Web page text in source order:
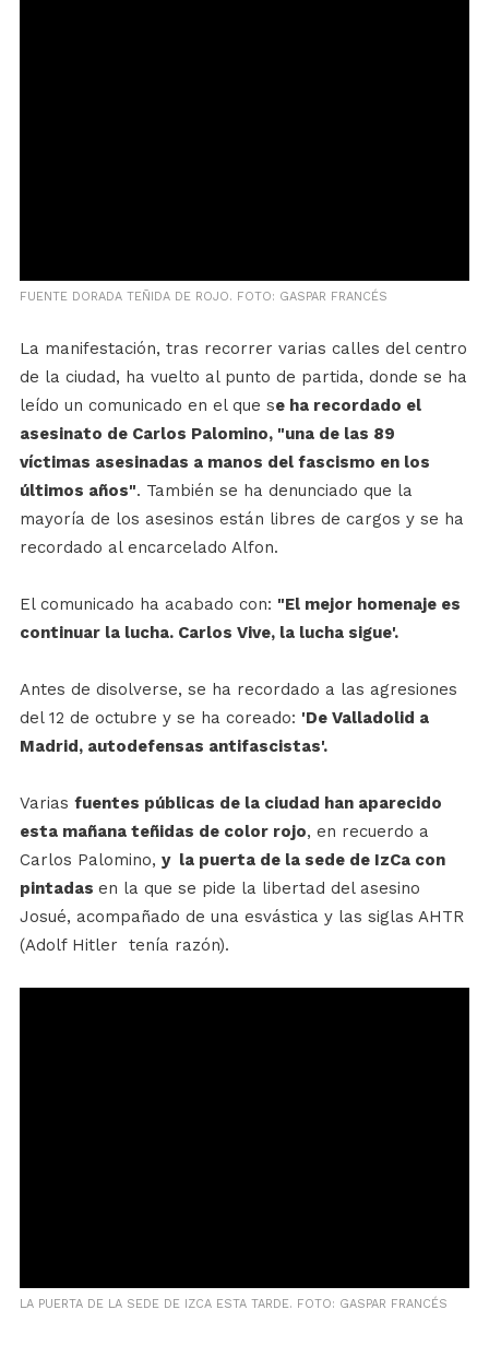
FUENTE DORADA TEÑIDA DE ROJO. FOTO: GASPAR FRANCÉS
La manifestación, tras recorrer varias calles del centro
de la ciudad, ha vuelto al punto de partida, donde se ha
leído un comunicado en el que se ha recordado el
asesinato de Carlos Palomino, "una de las 89
víctimas asesinadas a manos del fascismo en los
últimos años". También se ha denunciado que la
mayoría de los asesinos están libres de cargos y se ha
recordado al encarcelado Alfon.
El comunicado ha acabado con: "El mejor homenaje es
continuar la lucha. Carlos Vive, la lucha sigue'.
Antes de disolverse, se ha recordado a las agresiones
del 12 de octubre y se ha coreado: 'De Valladolid a
Madrid, autodefensas antifascistas'.
Varias fuentes públicas de la ciudad han aparecido
esta mañana teñidas de color rojo, en recuerdo a
Carlos Palomino, y la puerta de la sede de IzCa con
pintadas en la que se pide la libertad del asesino
Josué, acompañado de una esvástica y las siglas AHTR
(Adolf Hitler tenía razón).
LA PUERTA DE LA SEDE DE IZCA ESTA TARDE. FOTO: GASPAR FRANCÉS